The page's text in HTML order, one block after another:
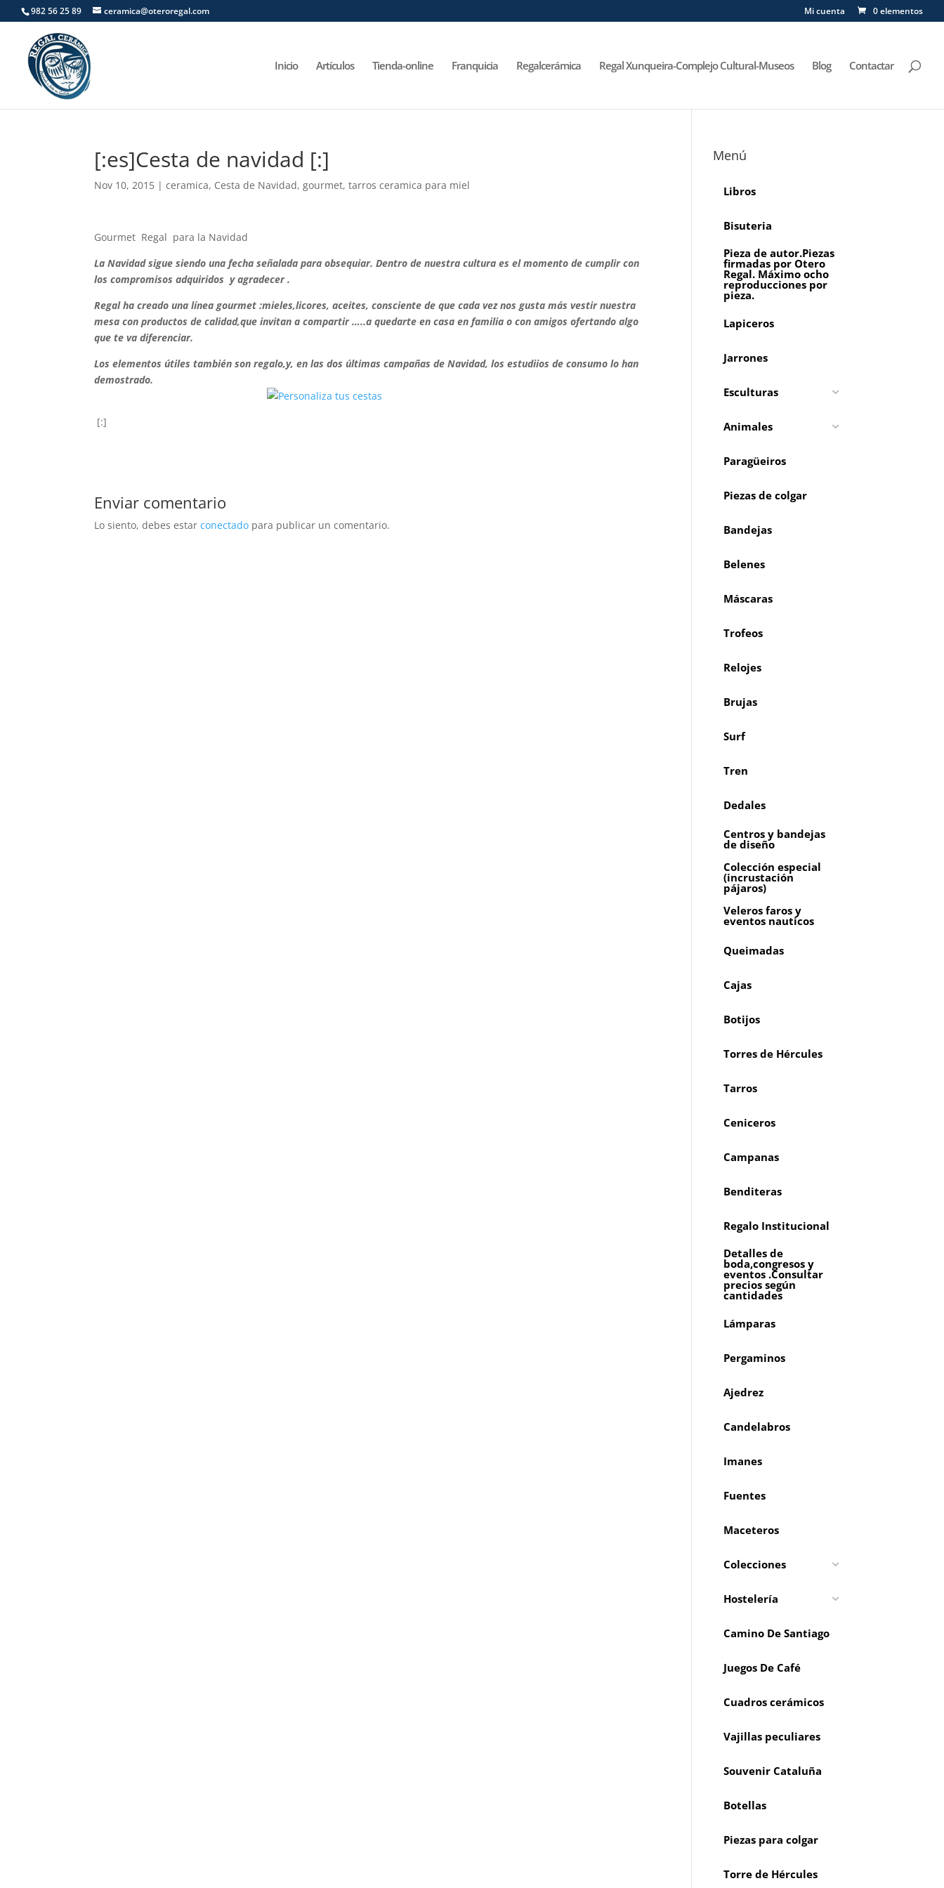
982 56 25 89 ceramica@oteroregal.com Mi cuenta 0 elementos
Inicio Artículos Tienda-online Franquicia Regalcerámica Regal Xunqueira-Complejo Cultural-Museos Blog Contactar
[:es]Cesta de navidad [:]
Nov 10, 2015 |ceramica, Cesta de Navidad,gourmet,tarros ceramica para miel
Gourmet Regal para la Navidad
La Navidad sigue siendo una fecha señalada para obsequiar. Dentro de nuestra cultura es el momento de cumplir con
los compromisos adquiridos y agradecer .
Regal ha creado una línea gourmet :mieles,licores, aceites, consciente de que cada vez nos gusta más vestir nuestra
mesa con productos de calidad,que invitan a compartir …..a quedarte en casa en familia o con amigos ofertando algo
que te va diferenciar.
Los elementos útiles también son regalo,y, en las dos últimas campañas de Navidad, los estudiios de consumo lo han
demostrado.
[:]
Enviar comentario
Lo siento, debes estarconectado para publicar un comentario.
Menú
Libros
Bisuteria
Pieza de autor.Piezas
firmadas por Otero
Regal. Máximo ocho
reproducciones por
pieza.
Lapiceros
Jarrones
Esculturas
Animales
Paragüeiros
Piezas de colgar
Bandejas
Belenes
Máscaras
Trofeos
Relojes
Brujas
Surf
Tren
Dedales
Centros y bandejas
de diseño
Colección especial
(incrustación
pájaros)
Veleros faros y
eventos nauticos
Queimadas
Cajas
Botijos
Torres de Hércules
Tarros
Ceniceros
Campanas
Benditeras
Regalo Institucional
Detalles de
boda,congresos y
eventos .Consultar
precios según
cantidades
Lámparas
Pergaminos
Ajedrez
Candelabros
Imanes
Fuentes
Maceteros
Colecciones
Hostelería
Camino De Santiago
Juegos De Café
Cuadros cerámicos
Vajillas peculiares
Souvenir Cataluña
Botellas
Piezas para colgar
Torre de Hércules